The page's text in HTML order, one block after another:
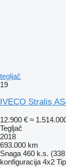
tegljač
19
IVECO Stralis
12.900 € ≈
Tegljač
2018
693.000 km
Snaga 460 k.s.
konfiguracija 4x2